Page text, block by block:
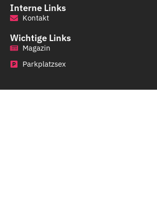
Interne Links
Kontakt
Wichtige Links
Magazin
Parkplatzsex